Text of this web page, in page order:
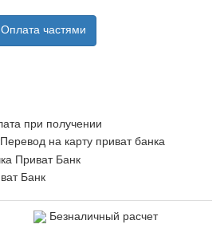
Оплата частями
Безналичный расчет